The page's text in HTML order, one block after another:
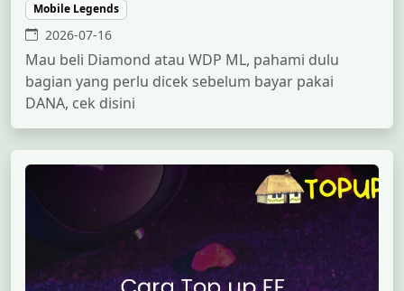
Mobile Legends
2026-07-16
Mau beli Diamond atau WDP ML, pahami dulu
bagian yang perlu dicek sebelum bayar pakai
DANA, cek disini